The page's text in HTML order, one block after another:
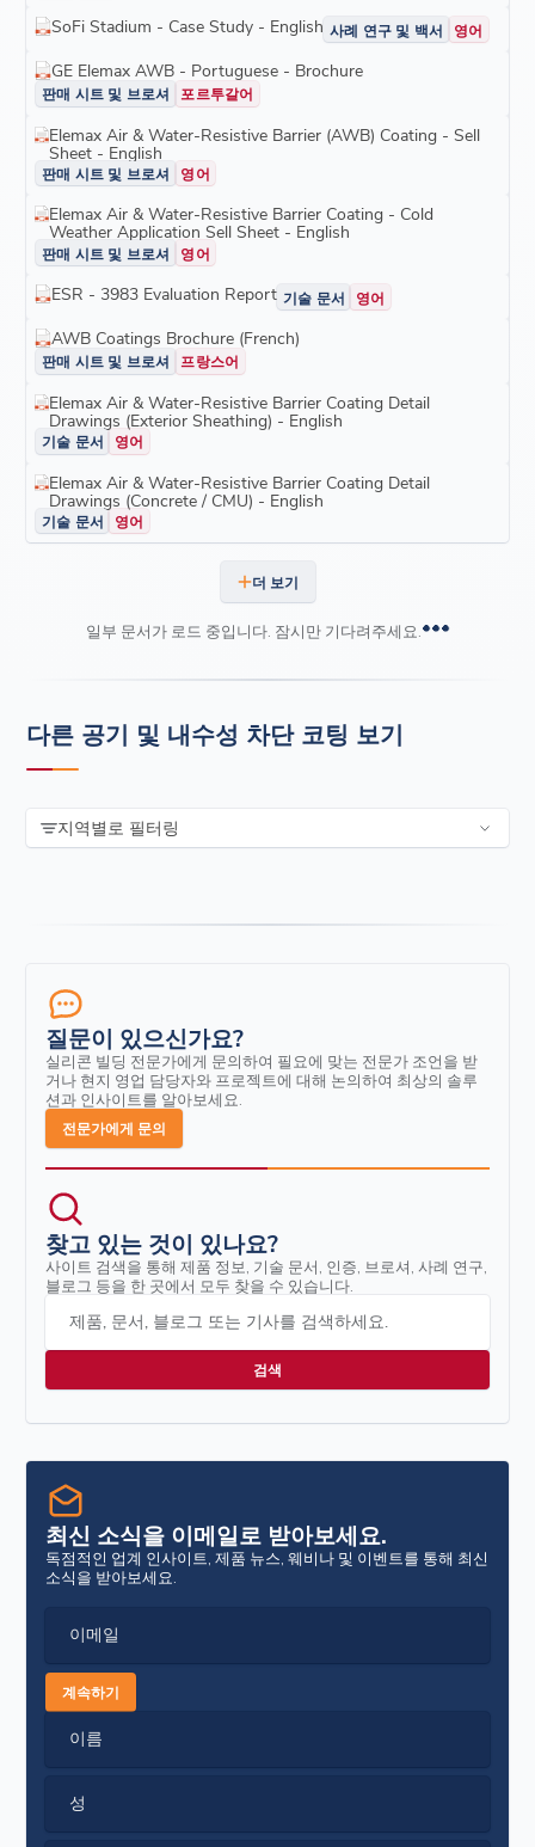
유효성을 확인하기 위해서는 제3자 엔지니어링 업체의 완공 프
로젝트 검사가 필수입니다. 자세한 내용은 각 제품 라벨을 참조
하십시오.
제한 사항
을 스스로 판단해야 합니다. 자세한 제품 정보는 해당 제품 데이
터 시트를 참조하세요.
SoFi Stadium - Case Study - English 사례 연구 및 백서 영어
GE Elemax AWB - Portuguese - Brochure
판매 시트 및 브로셔 포르투갈어
Elemax Air & Water-Resistive Barrier (AWB) Coating - Sell
Sheet - English
판매 시트 및 브로셔 영어
Elemax Air & Water-Resistive Barrier Coating - Cold
Weather Application Sell Sheet - English
판매 시트 및 브로셔 영어
ESR - 3983 Evaluation Report 기술 문서 영어
AWB Coatings Brochure (French)
판매 시트 및 브로셔 프랑스어
Elemax Air & Water-Resistive Barrier Coating Detail
Drawings (Exterior Sheathing) - English
기술 문서 영어
Elemax Air & Water-Resistive Barrier Coating Detail
Drawings (Concrete / CMU) - English
기술 문서 영어
더 보기
일부 문서가 로드 중입니다. 잠시만 기다려주세요.
다른 공기 및 내수성 차단 코팅 보기
지역별로 필터링
질문이 있으신가요?
실리콘 빌딩 전문가에게 문의하여 필요에 맞는 전문가 조언을 받
거나 현지 영업 담당자와 프로젝트에 대해 논의하여 최상의 솔루
션과 인사이트를 알아보세요.
전문가에게 문의
찾고 있는 것이 있나요?
사이트 검색을 통해 제품 정보, 기술 문서, 인증, 브로셔, 사례 연구,
블로그 등을 한 곳에서 모두 찾을 수 있습니다.
제품, 문서, 블로그 또는 기사를 검색하세요.
최신 소식을 이메일로 받아보세요.
독점적인 업계 인사이트, 제품 뉴스, 웨비나 및 이벤트를 통해 최신
소식을 받아보세요.
이메일
계속하기
이름
성